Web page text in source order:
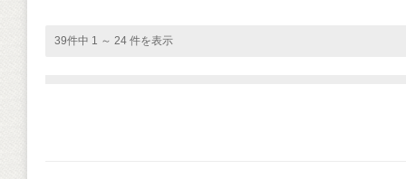
39件中 1 ～ 24 件を表示